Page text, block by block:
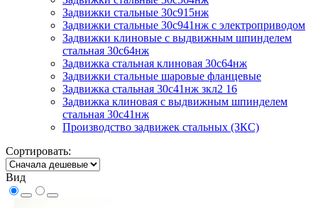
Задвижки стальные 30с915нж
Задвижки стальные 30с941нж с электроприводом
Задвижки клиновые с выдвижным шпинделем
стальная 30с64нж
Задвижка стальная клиновая 30с64нж
Задвижки стальные шаровые фланцевые
Задвижка стальная 30с41нж зкл2 16
Задвижка клиновая с выдвижным шпинделем
стальная 30с41нж
Производство задвижек стальных (ЗКС)
Сортировать:
Вид